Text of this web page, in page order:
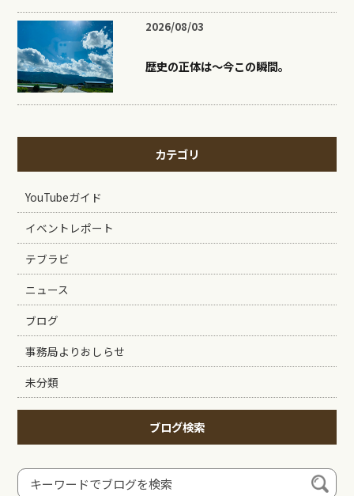
2026/08/03
歴史の正体は〜今この瞬間。
カテゴリ
YouTubeガイド
イベントレポート
テブラビ
ニュース
ブログ
事務局よりおしらせ
未分類
ブログ検索